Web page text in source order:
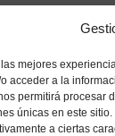
las mejores
acceder a la
permitirá procesar
únicas en este
a ciertas
IVA incluido
Añadir a